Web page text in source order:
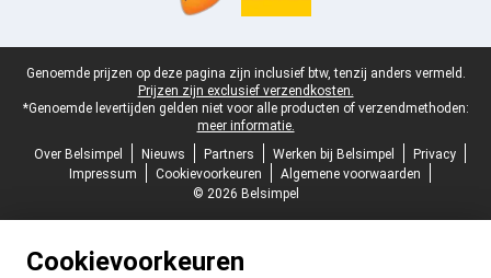
Juridische voettekst
Genoemde prijzen op deze pagina zijn inclusief btw, tenzij anders vermeld.
Prijzen zijn exclusief verzendkosten.
*Genoemde levertijden gelden niet voor alle producten of verzendmethoden:
meer informatie.
Over Belsimpel
Nieuws Partners Werken bij Belsimpel
Privacy
Impressum
Cookievoorkeuren
Algemene voorwaarden
© 2026 Belsimpel
Cookievoorkeuren